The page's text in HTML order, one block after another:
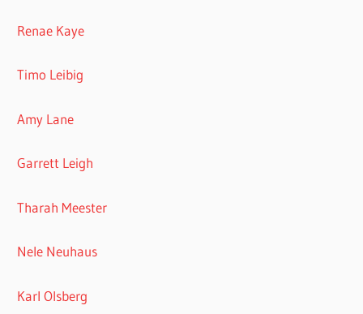
Renae Kaye
Timo Leibig
Amy Lane
Garrett Leigh
Tharah Meester
Nele Neuhaus
Karl Olsberg